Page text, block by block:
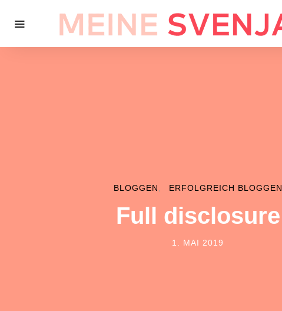
BLOGGEN ERFOLGREICH BLOGGEN
Full disclosure
POSTED ON
1. MAI 2019